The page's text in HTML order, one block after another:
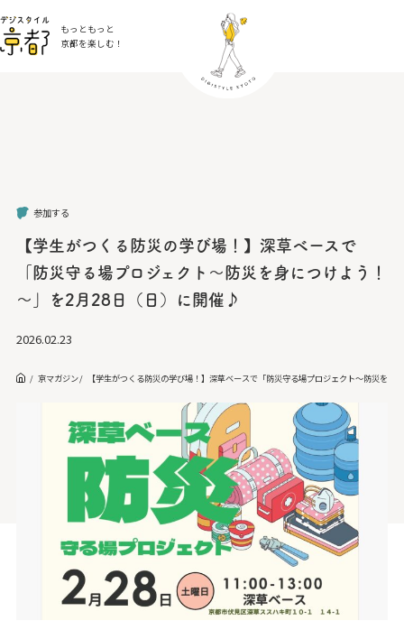
もっともっと
京都を楽しむ！
参加する
【学生がつくる防災の学び場！】深草ベースで
「防災守る場プロジェクト～防災を身につけよう！
～」を2月28日（日）に開催♪
2026.02.23
京マガジン 【学生がつくる防災の学び場！】深草ベースで「防災守る場プロジェクト～防災を